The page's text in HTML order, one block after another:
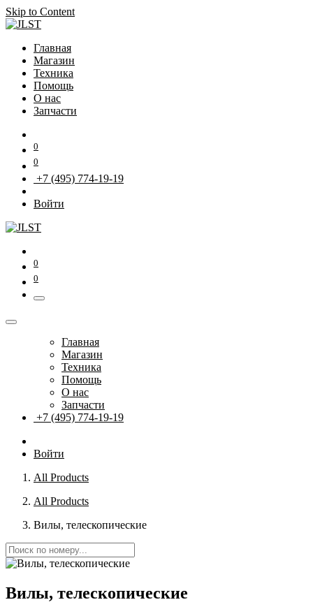
Skip to Content
Главная
Магазин
Техника
Помощь
О нас
Запчасти
0
0
+7 (495) 774-19-19
Войти
0
0
Главная
Магазин
Техника
Помощь
О нас
Запчасти
+7 (495) 774-19-19
Войти
All Products
All Products
Вилы, телескопические
Вилы, телескопические